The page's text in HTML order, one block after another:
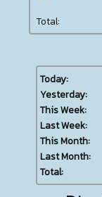
Total:
Today:
Yesterday:
This Week:
Last Week:
This Month:
Last Month:
Total: